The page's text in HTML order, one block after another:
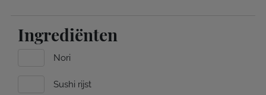
Ingrediënten
Nori
Sushi rijst